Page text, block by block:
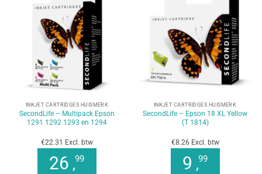
INKJET CARTRIDGES HUISMERK
SecondLife – Multipack Epson
1291 1292 1293 en 1294
€22.31 Excl. btw
26 ,99
INKJET CARTRIDGES HUISMERK
SecondLife – Epson 18 XL Yellow
(T 1814)
€8.26 Excl. btw
9 ,99